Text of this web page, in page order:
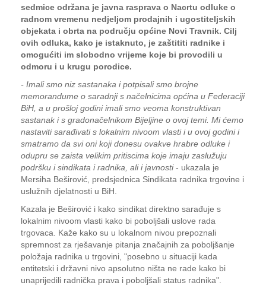
sedmice održana je javna rasprava o Nacrtu odluke o
radnom vremenu nedjeljom prodajnih i ugostiteljskih
objekata i obrta na području općine Novi Travnik. Cilj
ovih odluka, kako je istaknuto, je zaštititi radnike i
omogućiti im slobodno vrijeme koje bi provodili u
odmoru i u krugu porodice.
- Imali smo niz sastanaka i potpisali smo brojne
memorandume o saradnji s načelnicima općina u Federaciji
BiH, a u prošloj godini imali smo veoma konstruktivan
sastanak i s gradonačelnikom Bijeljine o ovoj temi. Mi ćemo
nastaviti sarađivati s lokalnim nivoom vlasti i u ovoj godini i
smatramo da svi oni koji donesu ovakve hrabre odluke i
odupru se zaista velikim pritiscima koje imaju zaslužuju
podršku i sindikata i radnika, ali i javnosti- ukazala je
Mersiha Beširović, predsjednica Sindikata radnika trgovine i
uslužnih djelatnosti u BiH.
Kazala je Beširović i kako sindikat direktno sarađuje s
lokalnim nivoom vlasti kako bi poboljšali uslove rada
trgovaca. Kaže kako su u lokalnom nivou prepoznali
spremnost za rješavanje pitanja značajnih za poboljšanje
položaja radnika u trgovini, "posebno u situaciji kada
entitetski i državni nivo apsolutno ništa ne rade kako bi
unaprijedili radnička prava i poboljšali status radnika".